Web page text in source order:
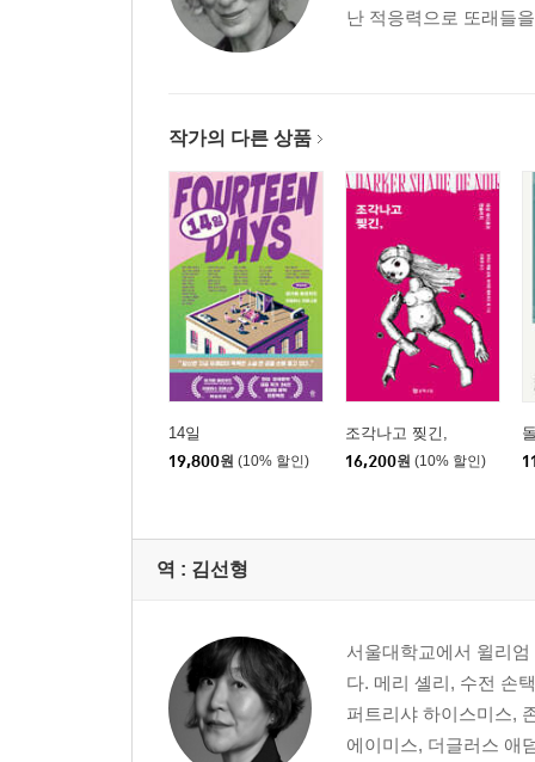
난 적응력으로 또래들
작가의 다른 상품
14일
19,800원 (10% 할인)
조각나고 찢긴,
16,200원 (10% 할인)
역 : 김선형
서울대학교에서 윌리
다. 메리 셸리, 수전 손
퍼트리샤 하이스미스,
에이미스, 더글러스 애